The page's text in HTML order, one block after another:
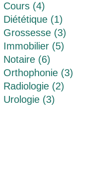
Cours (4)
Diététique (1)
Grossesse (3)
Immobilier (5)
Notaire (6)
Orthophonie (3)
Radiologie (2)
Urologie (3)